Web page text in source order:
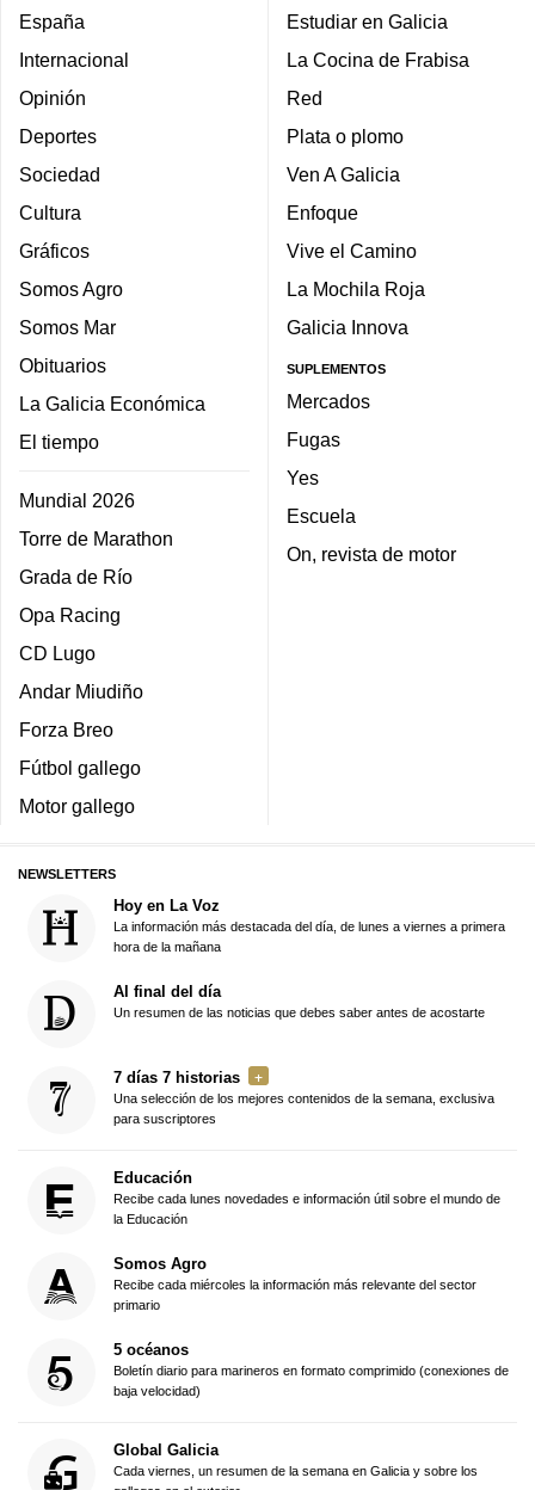
España
Internacional
Opinión
Deportes
Sociedad
Cultura
Gráficos
Somos Agro
Somos Mar
Obituarios
La Galicia Económica
El tiempo
Mundial 2026
Torre de Marathon
Grada de Río
Opa Racing
CD Lugo
Andar Miudiño
Forza Breo
Fútbol gallego
Motor gallego
Estudiar en Galicia
La Cocina de Frabisa
Red
Plata o plomo
Ven A Galicia
Enfoque
Vive el Camino
La Mochila Roja
Galicia Innova
SUPLEMENTOS
Mercados
Fugas
Yes
Escuela
On, revista de motor
NEWSLETTERS
Hoy en La Voz
La información más destacada del día, de lunes a viernes a primera
hora de la mañana
Al final del día
Un resumen de las noticias que debes saber antes de acostarte
7 días 7 historias
Una selección de los mejores contenidos de la semana, exclusiva
para suscriptores
Educación
Recibe cada lunes novedades e información útil sobre el mundo de
la Educación
Somos Agro
Recibe cada miércoles la información más relevante del sector
primario
5 océanos
Boletín diario para marineros en formato comprimido (conexiones de
baja velocidad)
Global Galicia
Cada viernes, un resumen de la semana en Galicia y sobre los